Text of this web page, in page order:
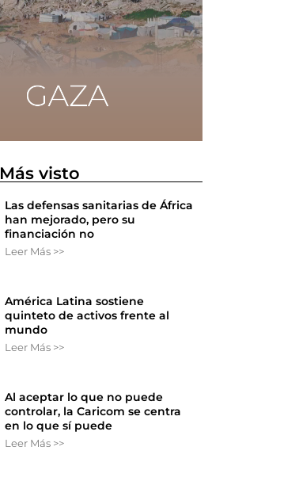
Más visto
Las defensas sanitarias de África
han mejorado, pero su
financiación no
Leer Más >>
América Latina sostiene
quinteto de activos frente al
mundo
Leer Más >>
Al aceptar lo que no puede
controlar, la Caricom se centra
en lo que sí puede
Leer Más >>